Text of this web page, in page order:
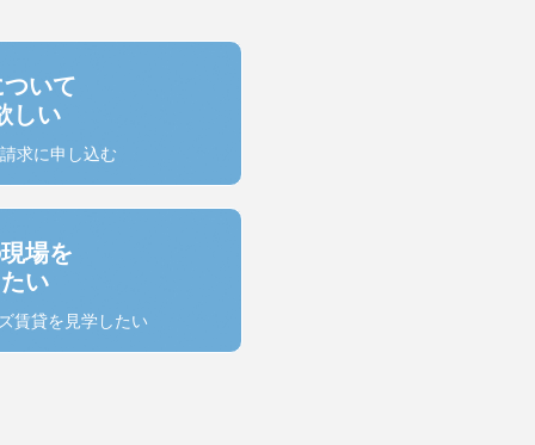
いて
しい
求に申し込む
場を
い
賃貸を見学したい